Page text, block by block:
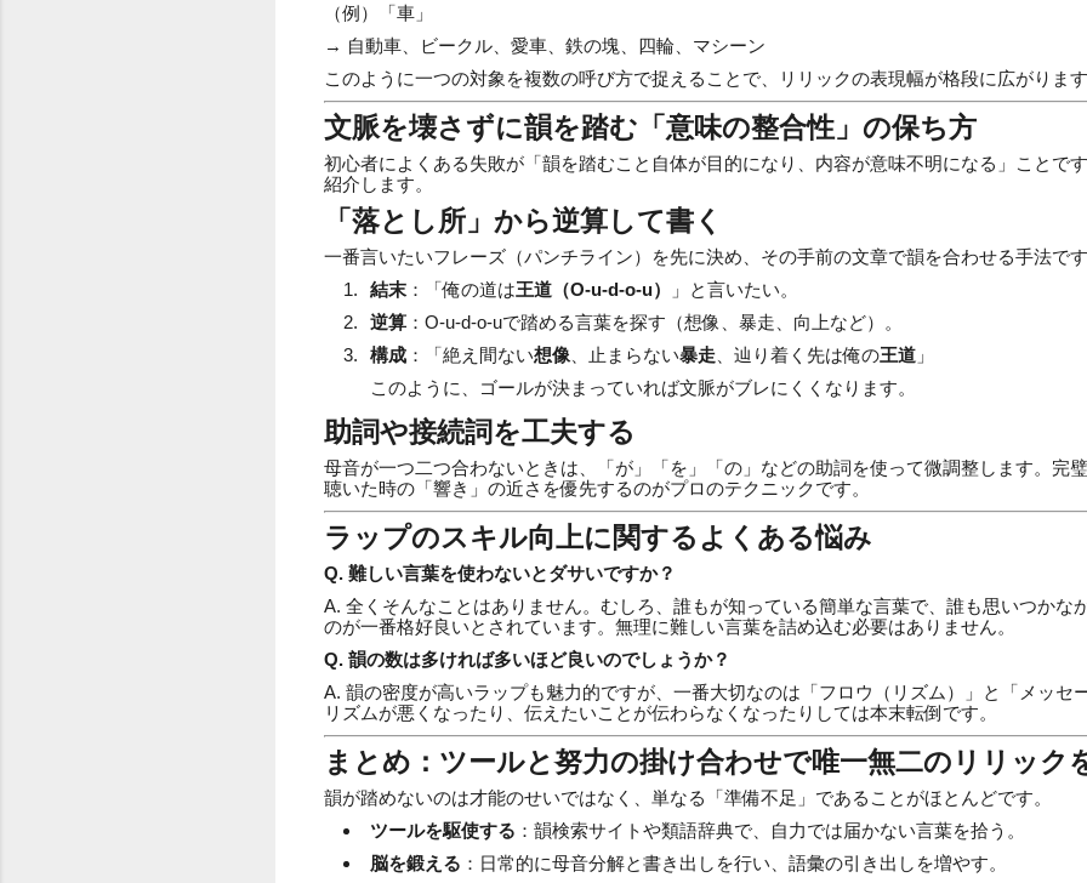
（例）「車」
→ 自動車、ビークル、愛車、鉄の塊、四輪、マシーン
このように一つの対象を複数の呼び方で捉えることで、リリックの表現幅が格段に広がりま
文脈を壊さずに韻を踏む「意味の整合性」の保ち方
初心者によくある失敗が「韻を踏むこと自体が目的になり、内容が意味不明になる」ことで
紹介します。
「落とし所」から逆算して書く
一番言いたいフレーズ（パンチライン）を先に決め、その手前の文章で韻を合わせる手法で
結末 ：「俺の道は王道（O-u-d-o-u）
」と言いたい。
逆算 ：O-u-d-o-uで踏める言葉を探す（想像、暴走、向上など）。
構成 ：「絶え間ない想像 、止まらない暴走 、辿り着く先は俺の王道 」
このように、ゴールが決まっていれば文脈がブレにくくなります。
助詞や接続詞を工夫する
母音が一つ二つ合わないときは、「が」「を」「の」などの助詞を使って微調整します。完
聴いた時の「響き」の近さを優先するのがプロのテクニックです。
ラップのスキル向上に関するよくある悩み
Q. 難しい言葉を使わないとダサいですか？
A. 全くそんなことはありません。むしろ、誰もが知っている簡単な言葉で、誰も思いつかな
のが一番格好良いとされています。無理に難しい言葉を詰め込む必要はありません。
Q. 韻の数は多ければ多いほど良いのでしょうか？
A. 韻の密度が高いラップも魅力的ですが、一番大切なのは「フロウ（リズム）」と「メッセ
リズムが悪くなったり、伝えたいことが伝わらなくなったりしては本末転倒です。
まとめ：ツールと努力の掛け合わせで唯一無二のリリック
韻が踏めないのは才能のせいではなく、単なる「準備不足」であることがほとんどです。
ツールを駆使する ：韻検索サイトや類語辞典で、自力では届かない言葉を拾う。
脳を鍛える ：日常的に母音分解と書き出しを行い、語彙の引き出しを増やす。